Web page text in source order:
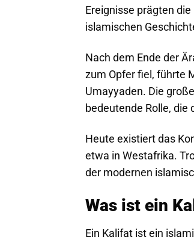
Ereignisse prägten
islamischen
Nach dem Ende der
zum Opfer fiel, führte
Umayyaden. Die
bedeutende Rolle, die
Heute existiert das
etwa in Westafrika.
der modernen
Was ist ein
Ein Kalifat ist ein